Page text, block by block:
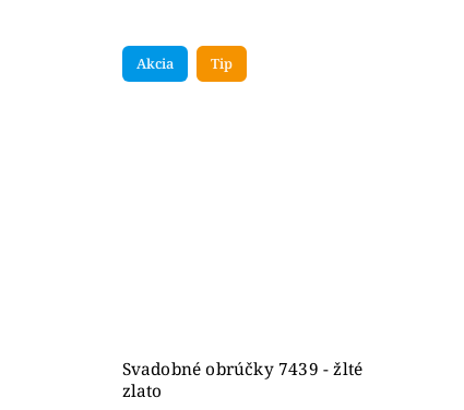
Akcia Tip
Svadobné obrúčky 7439 - žlté
zlato